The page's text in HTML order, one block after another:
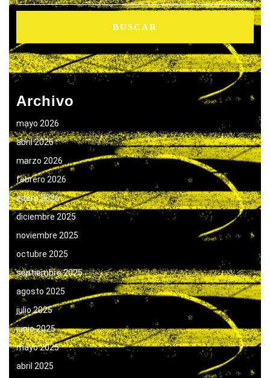
Archivo
mayo 2026
abril 2026
marzo 2026
febrero 2026
enero 2026
diciembre 2025
noviembre 2025
octubre 2025
septiembre 2025
agosto 2025
julio 2025
junio 2025
mayo 2025
abril 2025